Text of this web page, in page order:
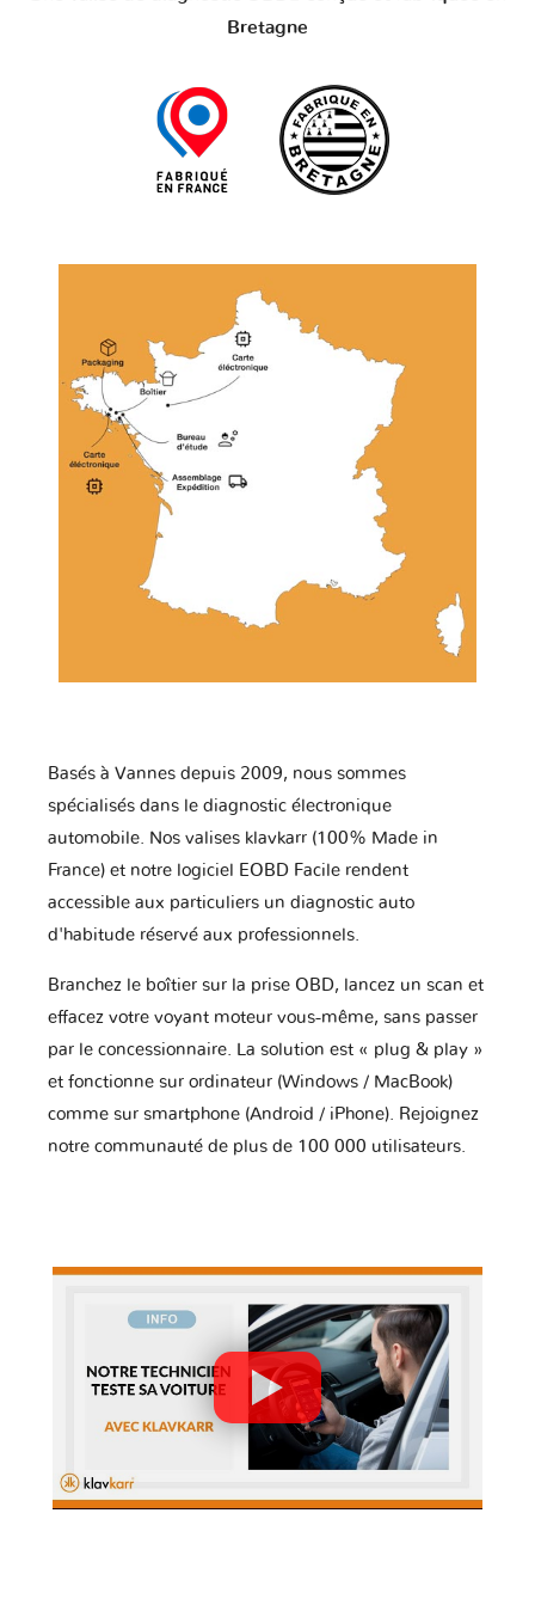
Bretagne
Basés à Vannes depuis 2009, nous sommes
spécialisés dans le diagnostic électronique
automobile. Nos valises klavkarr (100% Made in
France) et notre logiciel EOBD Facile rendent
accessible aux particuliers un diagnostic auto
d'habitude réservé aux professionnels.
Branchez le boîtier sur la prise OBD, lancez un scan et
effacez votre voyant moteur vous-même, sans passer
par le concessionnaire. La solution est « plug & play »
et fonctionne sur ordinateur (Windows / MacBook)
comme sur smartphone (Android / iPhone). Rejoignez
notre communauté de plus de 100 000 utilisateurs.